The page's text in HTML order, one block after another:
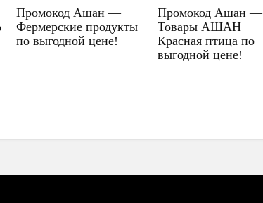
Промокод Ашан —
Фермерские продукты
по выгодной цене!
Промокод Ашан —
Товары АШАН
Красная птица по
выгодной цене!